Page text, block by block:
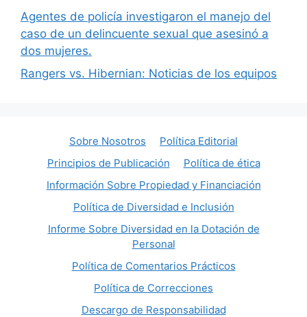
Agentes de policía investigaron el manejo del
caso de un delincuente sexual que asesinó a
dos mujeres.
Rangers vs. Hibernian: Noticias de los equipos
Sobre Nosotros
Política Editorial
Principios de Publicación
Política de ética
Información Sobre Propiedad y Financiación
Política de Diversidad e Inclusión
Informe Sobre Diversidad en la Dotación de
Personal
Política de Comentarios Prácticos
Política de Correcciones
Descargo de Responsabilidad